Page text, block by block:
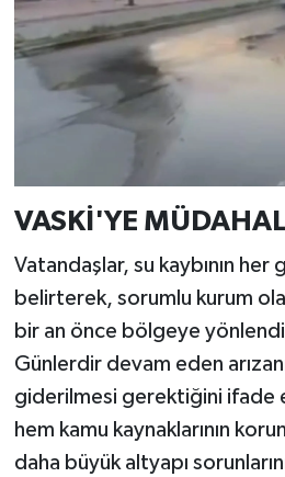
VASKİ'YE
Vatandaşlar, su kaybının her
belirterek, sorumlu kurum
bir an önce bölgeye
Günlerdir devam eden
giderilmesi gerektiğini ifade
hem kamu kaynaklarının
daha büyük altyapı